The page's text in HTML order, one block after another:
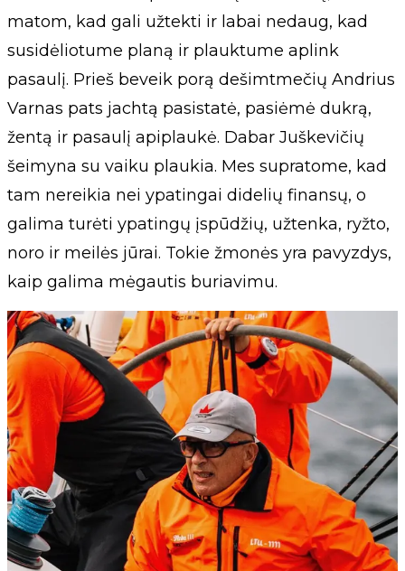
matom, kad gali užtekti ir labai nedaug, kad
susidėliotume planą ir plauktume aplink
pasaulį. Prieš beveik porą dešimtmečių Andrius
Varnas pats jachtą pasistatė, pasiėmė dukrą,
žentą ir pasaulį apiplaukė. Dabar Juškevičių
šeimyna su vaiku plaukia. Mes supratome, kad
tam nereikia nei ypatingai didelių finansų, o
galima turėti ypatingų įspūdžių, užtenka, ryžto,
noro ir meilės jūrai. Tokie žmonės yra pavyzdys,
kaip galima mėgautis buriavimu.